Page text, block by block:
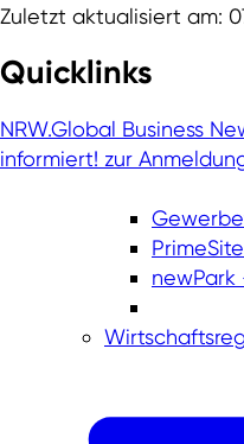
newPark
Zuletzt aktualisiert am:
Quicklinks
NRW.Global Business
informiert! zur